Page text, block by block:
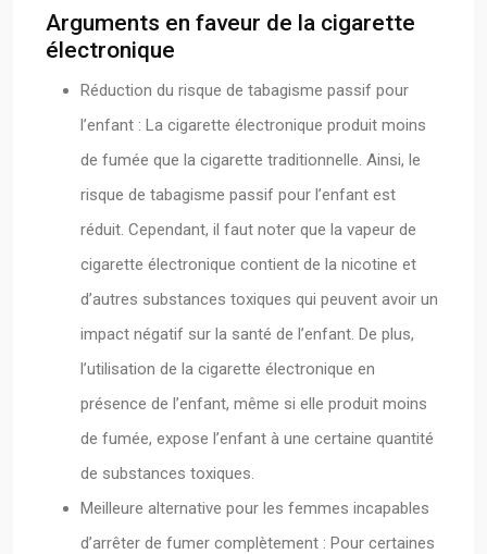
Arguments en faveur de la cigarette
électronique
Réduction du risque de tabagisme passif pour
l’enfant : La cigarette électronique produit moins
de fumée que la cigarette traditionnelle. Ainsi, le
risque de tabagisme passif pour l’enfant est
réduit. Cependant, il faut noter que la vapeur de
cigarette électronique contient de la nicotine et
d’autres substances toxiques qui peuvent avoir un
impact négatif sur la santé de l’enfant. De plus,
l’utilisation de la cigarette électronique en
présence de l’enfant, même si elle produit moins
de fumée, expose l’enfant à une certaine quantité
de substances toxiques.
Meilleure alternative pour les femmes incapables
d’arrêter de fumer complètement : Pour certaines